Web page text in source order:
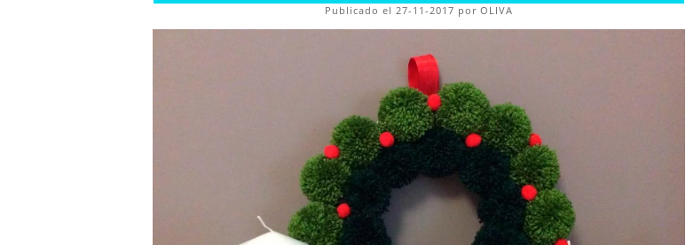
Publicado el 27-11-2017 por OLIVA